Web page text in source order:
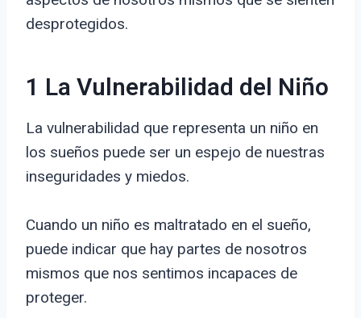
desprotegidos.
1 La Vulnerabilidad del Niño
La vulnerabilidad que representa un niño en
los sueños puede ser un espejo de nuestras
inseguridades y miedos.
Cuando un niño es maltratado en el sueño,
puede indicar que hay partes de nosotros
mismos que nos sentimos incapaces de
proteger.